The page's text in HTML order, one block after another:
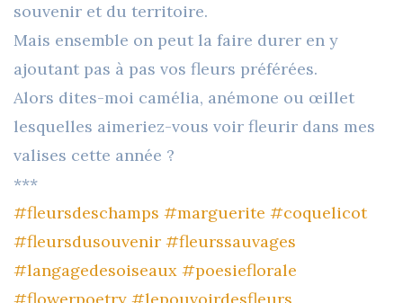
souvenir et du territoire.
Mais ensemble on peut la faire durer en y
ajoutant pas à pas vos fleurs préférées.
Alors dites-moi camélia, anémone ou œillet
lesquelles aimeriez-vous voir fleurir dans mes
valises cette année ?
***
#fleursdeschamps #marguerite #coquelicot
#fleursdusouvenir #fleurssauvages
#langagedesoiseaux #poesieflorale